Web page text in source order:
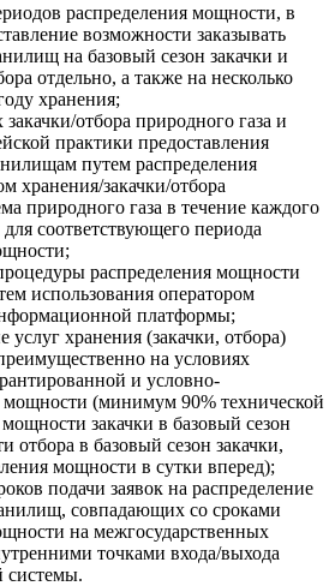
распределения мощности, в
возможности заказывать
на базовый сезон закачки и
отдельно, а также на несколько
хранения;
отбора природного газа и
практики предоставления
путем распределения
хранения/закачки/отбора
природного газа в течение каждого
соответствующего периода
распределения мощности
использования оператором
платформы;
хранения (закачки, отбора)
на условиях
и условно-
мощности (минимум 90% технической
закачки в базовый сезон
отбора в базовый сезон закачки,
мощности в сутки вперед);
подачи заявок на распределение
совпадающих со сроками
на межгосударственных
точками входа/выхода
системы.